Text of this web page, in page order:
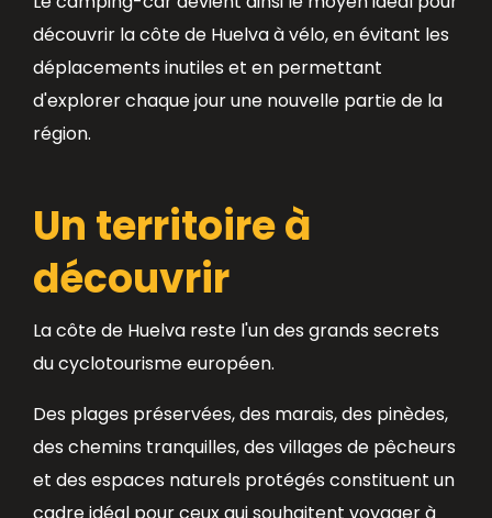
découvrir la côte de Huelva à vélo, en évitant les
déplacements inutiles et en permettant
d'explorer chaque jour une nouvelle partie de la
région.
Un territoire à
découvrir
La côte de Huelva reste l'un des grands secrets
du cyclotourisme européen.
Des plages préservées, des marais, des pinèdes,
des chemins tranquilles, des villages de pêcheurs
et des espaces naturels protégés constituent un